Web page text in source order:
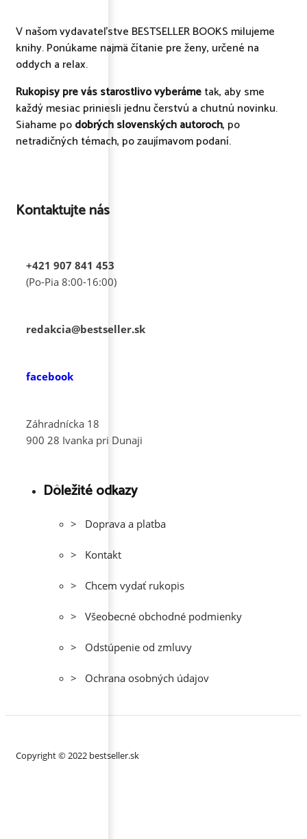
V našom vydavateľstve BESTSELLER BOOKS milujeme
knihy. Ponúkame najmä čítanie pre ženy, určené na
oddych a relax.
Rukopisy pre vás starostlivo vyberámetak, aby sme
každý mesiac priniesli jednu čerstvú a chutnú novinku.
Siahame podobrých slovenských autoroch, po
netradičných témach, po zaujímavom podaní.
Kontaktujte nás
+421 907 841 453
(Po-Pia 8:00-16:00)
redakcia@bestseller.sk
facebook
Záhradnícka 18
900 28 Ivanka pri Dunaji
Dôležité odkazy
> Doprava a platba
> Kontakt
> Chcem vydať rukopis
> Všeobecné obchodné podmienky
> Odstúpenie od zmluvy
> Ochrana osobných údajov
Copyright © 2022 bestseller.sk